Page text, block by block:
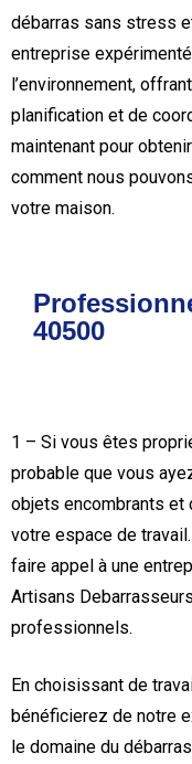
débarras sans stress
entreprise
l’environnement,
planification et de
maintenant pour
comment nous
votre maison.
40500
1 – Si vous êtes
probable que vous
objets encombrants et
votre espace de
faire appel à une
Artisans
professionnels.
En choisissant de
bénéficierez de notre
le domaine du